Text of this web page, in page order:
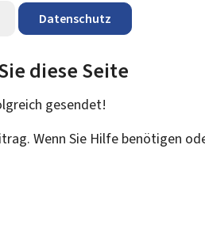
Datenschutz
diese Seite
gesendet!
Wenn Sie Hilfe benötigen